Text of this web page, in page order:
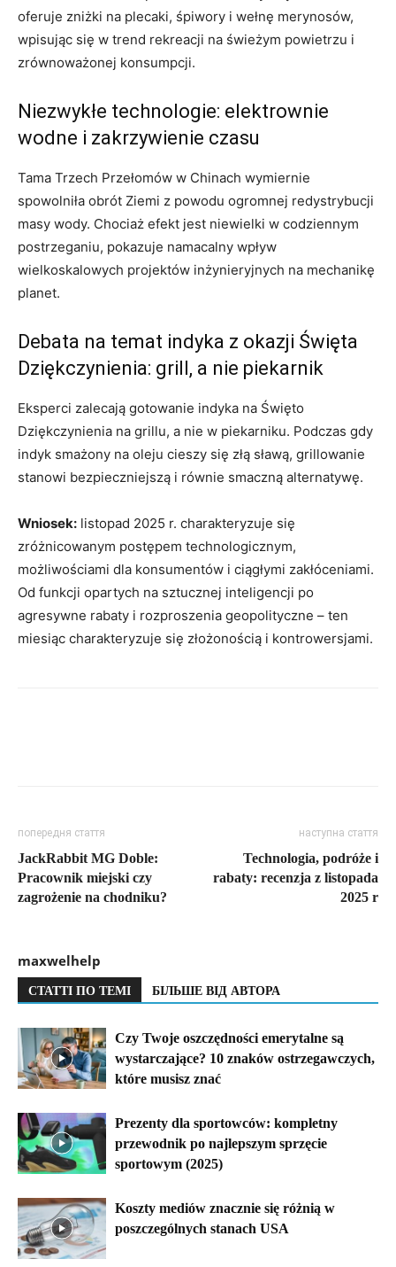
oferuje zniżki na plecaki, śpiwory i wełnę merynosów,
wpisując się w trend rekreacji na świeżym powietrzu i
zrównoważonej konsumpcji.
Niezwykłe technologie: elektrownie
wodne i zakrzywienie czasu
Tama Trzech Przełomów w Chinach wymiernie
spowolniła obrót Ziemi z powodu ogromnej redystrybucji
masy wody. Chociaż efekt jest niewielki w codziennym
postrzeganiu, pokazuje namacalny wpływ
wielkoskalowych projektów inżynieryjnych na mechanikę
planet.
Debata na temat indyka z okazji Święta
Dziękczynienia: grill, a nie piekarnik
Eksperci zalecają gotowanie indyka na Święto
Dziękczynienia na grillu, a nie w piekarniku. Podczas gdy
indyk smażony na oleju cieszy się złą sławą, grillowanie
stanowi bezpieczniejszą i równie smaczną alternatywę.
Wniosek: listopad 2025 r. charakteryzuje się
zróżnicowanym postępem technologicznym,
możliwościami dla konsumentów i ciągłymi zakłóceniami.
Od funkcji opartych na sztucznej inteligencji po
agresywne rabaty i rozproszenia geopolityczne – ten
miesiąc charakteryzuje się złożonością i kontrowersjami.
попередня стаття
JackRabbit MG Doble:
Pracownik miejski czy
zagrożenie na chodniku?
наступна стаття
Technologia, podróże i
rabaty: recenzja z listopada
2025 r
maxwelhelp
СТАТТІ ПО ТЕМІ БІЛЬШЕ ВІД АВТОРА
Czy Twoje oszczędności emerytalne są
wystarczające? 10 znaków ostrzegawczych,
które musisz znać
Prezenty dla sportowców: kompletny
przewodnik po najlepszym sprzęcie
sportowym (2025)
Koszty mediów znacznie się różnią w
poszczególnych stanach USA